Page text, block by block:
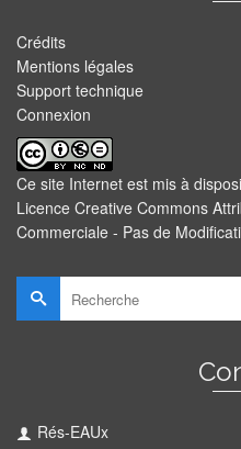
Crédits
Mentions légales
Support technique
Connexion
Ce site Internet est mis à
Licence Creative Commons
Commerciale - Pas de
Rechercher :
Rés-EAUx